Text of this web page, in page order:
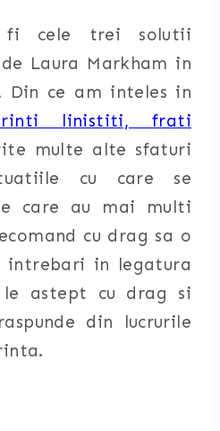
fi cele trei solutii
Laura Markham in
Din ce am inteles in
linistiti, frati
multe alte sfaturi
cu care se
care au mai multi
cu drag sa o
in legatura
le astept cu drag si
din lucrurile